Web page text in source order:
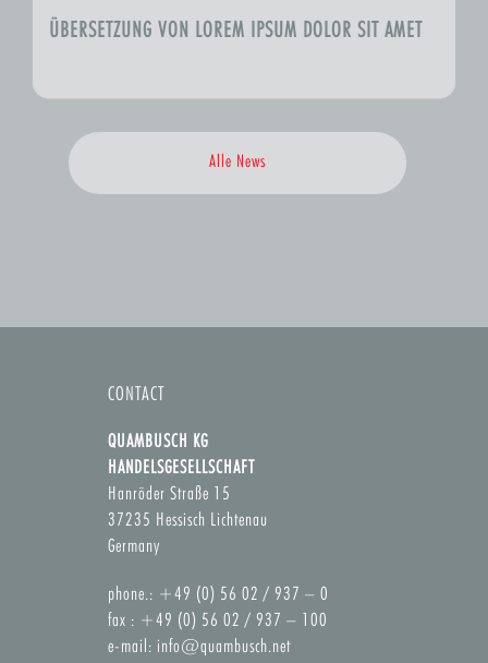
ÜBERSETZUNG VON LOREM IPSUM DOLOR SIT AMET
Alle News
CONTACT
QUAMBUSCH KG
HANDELSGESELLSCHAFT
Hanröder Straße 15
37235 Hessisch Lichtenau
Germany
phone.: +49 (0) 56 02 / 937 – 0
fax : +49 (0) 56 02 / 937 – 100
e-mail: info@quambusch.net